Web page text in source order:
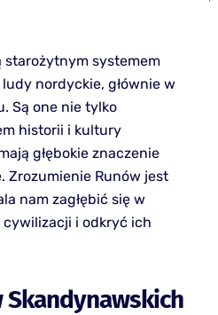
starożytnym systemem
nordyckie, głównie w
Są one nie tylko
historii i kultury
głębokie znaczenie
Zrozumienie Runów jest
nam zagłębić się w
i odkryć ich